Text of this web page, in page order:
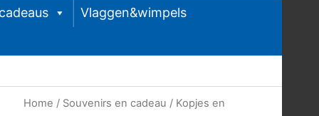
Vlaggen&wimpels
Home / Souvenirs en cadeau / Kopjes en